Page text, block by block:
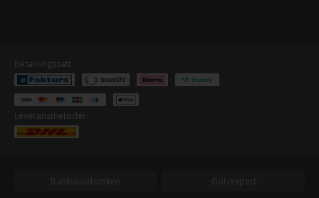
Betalningssätt:
Leveransmetoder:
Bankskivabutiken Golvexpert